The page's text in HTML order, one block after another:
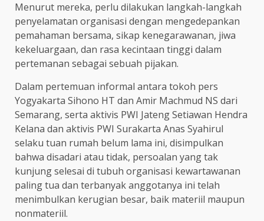
Menurut mereka, perlu dilakukan langkah-langkah
penyelamatan organisasi dengan mengedepankan
pemahaman bersama, sikap kenegarawanan, jiwa
kekeluargaan, dan rasa kecintaan tinggi dalam
pertemanan sebagai sebuah pijakan.
Dalam pertemuan informal antara tokoh pers
Yogyakarta Sihono HT dan Amir Machmud NS dari
Semarang, serta aktivis PWI Jateng Setiawan Hendra
Kelana dan aktivis PWI Surakarta Anas Syahirul
selaku tuan rumah belum lama ini, disimpulkan
bahwa disadari atau tidak, persoalan yang tak
kunjung selesai di tubuh organisasi kewartawanan
paling tua dan terbanyak anggotanya ini telah
menimbulkan kerugian besar, baik materiil maupun
nonmateriil.